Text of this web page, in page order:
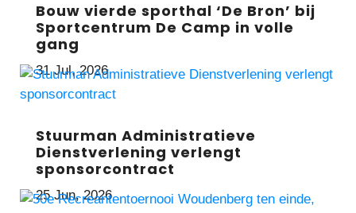
Bouw vierde sporthal ‘De Bron’ bij
Sportcentrum De Camp in volle
gang
31 Jul, 2026
Stuurman Administratieve
Dienstverlening verlengt
sponsorcontract
25 Jun, 2026